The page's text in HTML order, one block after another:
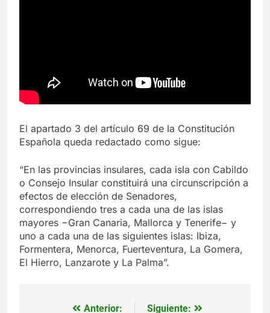
El apartado 3 del artículo 69 de la Constitución
Española queda redactado como sigue:
“En las provincias insulares, cada isla con Cabildo
o Consejo Insular constituirá una circunscripción a
efectos de elección de Senadores,
correspondiendo tres a cada una de las islas
mayores −Gran Canaria, Mallorca y Tenerife− y
uno a cada una de las siguientes islas: Ibiza,
Formentera, Menorca, Fuerteventura, La Gomera,
El Hierro, Lanzarote y La Palma”.​
Anterior:
Siguiente: